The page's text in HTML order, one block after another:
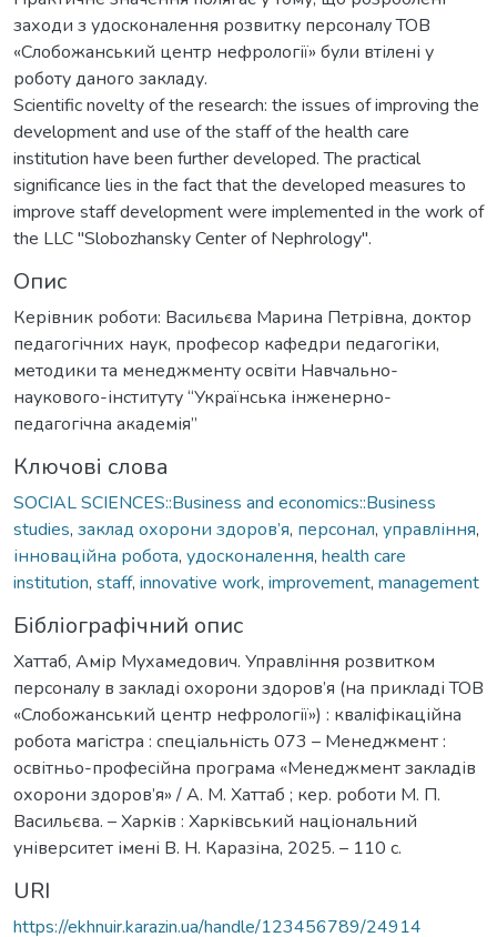
заходи з удосконалення розвитку персоналу ТОВ
«Слобожанський центр нефрології» були втілені у
роботу даного закладу.
Scientific novelty of the research: the issues of improving the
development and use of the staff of the health care
institution have been further developed. The practical
significance lies in the fact that the developed measures to
improve staff development were implemented in the work of
the LLC "Slobozhansky Center of Nephrology".
Опис
Керівник роботи: Васильєва Марина Петрівна, доктор
педагогічних наук, професор кафедри педагогіки,
методики та менеджменту освіти Навчально-
наукового-інституту “Українська інженерно-
педагогічна академія”
Ключові слова
SOCIAL SCIENCES::Business and economics::Business
studies, заклад охорони здоров’я, персонал, управління,
інноваційна робота, удосконалення, health care
institution, staff, innovative work, improvement, management
Бібліографічний опис
Хаттаб, Амір Мухамедович. Управління розвитком
персоналу в закладі охорони здоров’я (на прикладі ТОВ
«Слобожанський центр нефрології») : кваліфікаційна
робота магістра : спеціальність 073 – Менеджмент :
освітньо-професійна програма «Менеджмент закладів
охорони здоров’я» / А. М. Хаттаб ; кер. роботи М. П.
Васильєва. – Харків : Харківський національний
університет імені В. Н. Каразіна, 2025. – 110 с.
URI
https://ekhnuir.karazin.ua/handle/123456789/24914